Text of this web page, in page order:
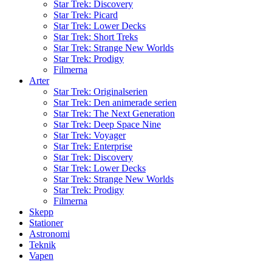
Star Trek: Discovery
Star Trek: Picard
Star Trek: Lower Decks
Star Trek: Short Treks
Star Trek: Strange New Worlds
Star Trek: Prodigy
Filmerna
Arter
Star Trek: Originalserien
Star Trek: Den animerade serien
Star Trek: The Next Generation
Star Trek: Deep Space Nine
Star Trek: Voyager
Star Trek: Enterprise
Star Trek: Discovery
Star Trek: Lower Decks
Star Trek: Strange New Worlds
Star Trek: Prodigy
Filmerna
Skepp
Stationer
Astronomi
Teknik
Vapen